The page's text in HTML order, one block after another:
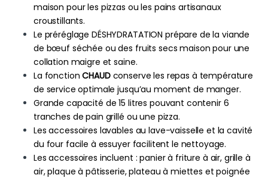
maison pour les pizzas ou les pains artisanaux
croustillants.
Le préréglage DÉSHYDRATATION prépare de la viande
de bœuf séchée ou des fruits secs maison pour une
collation maigre et saine.
La fonctionCHAUDconserve les repas à température
de service optimale jusqu’au moment de manger.
Grande capacité de 15 litres pouvant contenir 6
tranches de pain grillé ou une pizza.
Les accessoires lavables au lave-vaisselle et la cavité
du four facile à essuyer facilitent le nettoyage.
Les accessoires incluent : panier à friture à air, grille à
air, plaque à pâtisserie, plateau à miettes et poignée